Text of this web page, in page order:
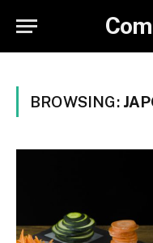
BROWSING: